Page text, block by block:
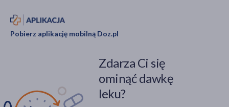
Pobierz aplikację mobilną Doz.pl
Zdarza Ci się
ominąć dawkę
leku?